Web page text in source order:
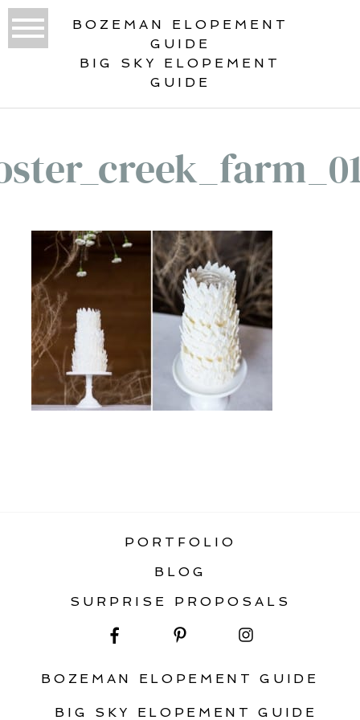
BOZEMAN ELOPEMENT
GUIDE
BIG SKY ELOPEMENT
GUIDE
PORTFOLIO
BLOG
SURPRISE PROPOSALS
BOZEMAN ELOPEMENT GUIDE
BIG SKY ELOPEMENT GUIDE